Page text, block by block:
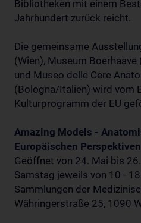
Bibliotheken mit einem
Jahrhundert zurück reicht.
Die gemeinsame
(Wien), Museum
und Museo delle Cere
(Bologna/Italien) wird vom
Kulturprogramm der EU
Amazing Models -
Europäischen Perspektiven
Geöffnet von 24. Mai bis
Samstag jeweils von 10 -
Sammlungen der
Währingerstraße 25, 1090